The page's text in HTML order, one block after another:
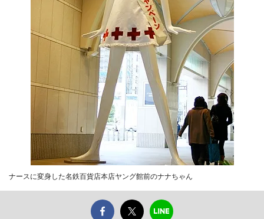
ナースに変身した名鉄百貨店本店ヤング館前のナナちゃん